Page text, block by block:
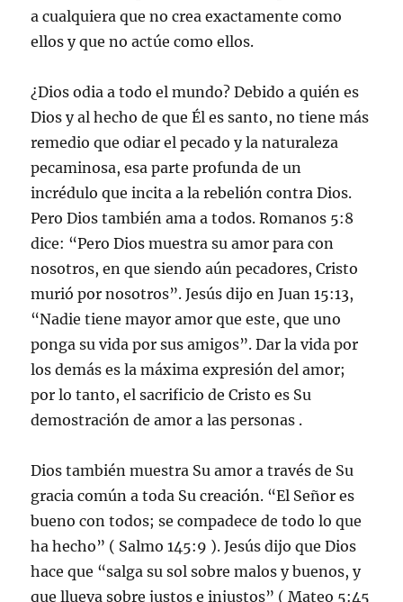
a cualquiera que no crea exactamente como
ellos y que no actúe como ellos.
¿Dios odia a todo el mundo? Debido a quién es
Dios y al hecho de que Él es santo, no tiene más
remedio que odiar el pecado y la naturaleza
pecaminosa, esa parte profunda de un
incrédulo que incita a la rebelión contra Dios.
Pero Dios también ama a todos. Romanos 5:8
dice: “Pero Dios muestra su amor para con
nosotros, en que siendo aún pecadores, Cristo
murió por nosotros”. Jesús dijo en Juan 15:13,
“Nadie tiene mayor amor que este, que uno
ponga su vida por sus amigos”. Dar la vida por
los demás es la máxima expresión del amor;
por lo tanto, el sacrificio de Cristo es Su
demostración de amor a las personas .
Dios también muestra Su amor a través de Su
gracia común a toda Su creación. “El Señor es
bueno con todos; se compadece de todo lo que
ha hecho” ( Salmo 145:9 ). Jesús dijo que Dios
hace que “salga su sol sobre malos y buenos, y
que llueva sobre justos e injustos” ( Mateo 5:45